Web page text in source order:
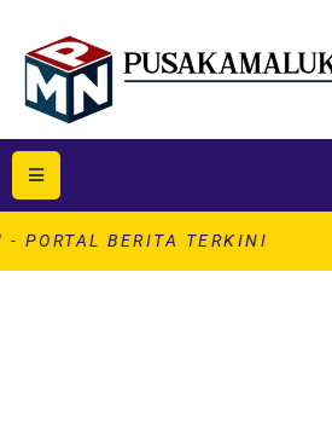
BERITA TERKINI